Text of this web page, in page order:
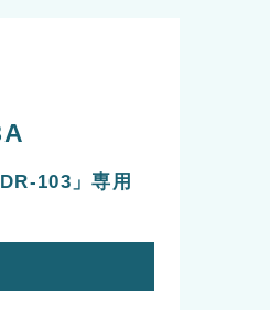
103」専用